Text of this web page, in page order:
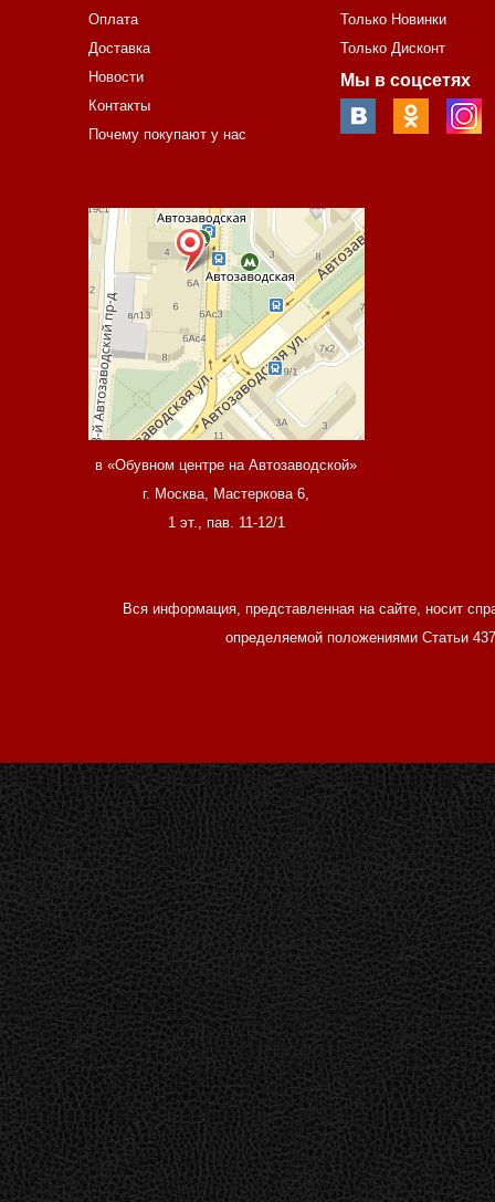
Оплата
Доставка
Новости
Контакты
Почему покупают у нас
Только Новинки
Только Дисконт
Мы в соцсетях
в «Обувном центре на Автозаводской»
г. Москва, Мастеркова 6,
1 эт., пав. 11-12/1
Вся информация, представленная на сайте, носит
определяемой положениями Статьи